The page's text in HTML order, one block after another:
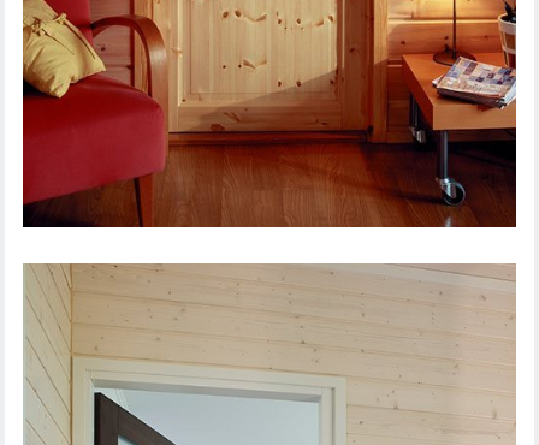
SISEUKS TRADITION 51